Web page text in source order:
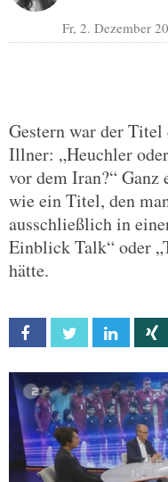
Fr, 2. Dezember
Gestern war der
Illner: „Heuchler
vor dem Iran?“
wie ein Titel, den
ausschließlich in
Einblick Talk“ oder
hätte.
Facebook Twitter Linkedin